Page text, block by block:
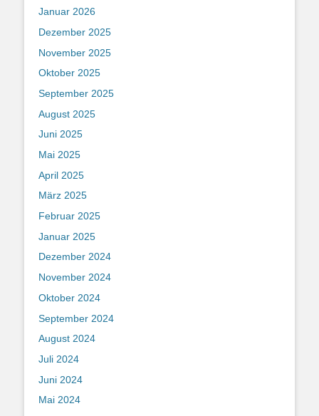
Januar 2026
Dezember 2025
November 2025
Oktober 2025
September 2025
August 2025
Juni 2025
Mai 2025
April 2025
März 2025
Februar 2025
Januar 2025
Dezember 2024
November 2024
Oktober 2024
September 2024
August 2024
Juli 2024
Juni 2024
Mai 2024